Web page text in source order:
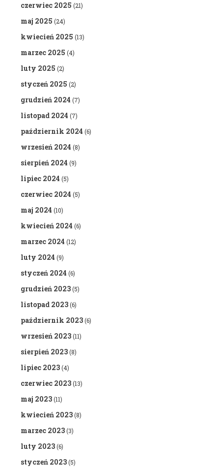
czerwiec 2025 (21)
maj 2025 (24)
kwiecień 2025 (13)
marzec 2025 (4)
luty 2025 (2)
styczeń 2025 (2)
grudzień 2024 (7)
listopad 2024 (7)
październik 2024 (6)
wrzesień 2024 (8)
sierpień 2024 (9)
lipiec 2024 (5)
czerwiec 2024 (5)
maj 2024 (10)
kwiecień 2024 (6)
marzec 2024 (12)
luty 2024 (9)
styczeń 2024 (6)
grudzień 2023(5)
listopad 2023(6)
październik 2023(6)
wrzesień 2023(11)
sierpień 2023(8)
lipiec 2023(4)
czerwiec 2023(13)
maj 2023(11)
kwiecień 2023(8)
marzec 2023(3)
luty 2023(6)
styczeń 2023(5)